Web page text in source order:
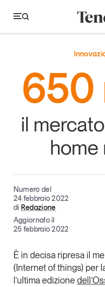
Economia e
Innovazione
Logistica
Retail e brand
Sostenibilità
Grandi temi
Magazine
Opinioni
Dossier
Il Numero
650
il
home
Numero del
24 febbraio 2022
di Redazione
Aggiornato il
25 febbraio 2022
È in decisa ripresa il
(Internet of things) per
l’ultima edizionedell’